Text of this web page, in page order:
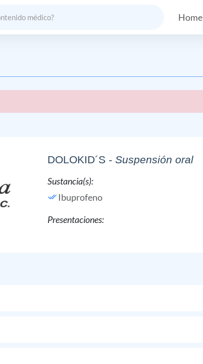
Home
DOLOKID´S - Suspensión oral
Sustancia(s):
Ibuprofeno
Presentaciones: